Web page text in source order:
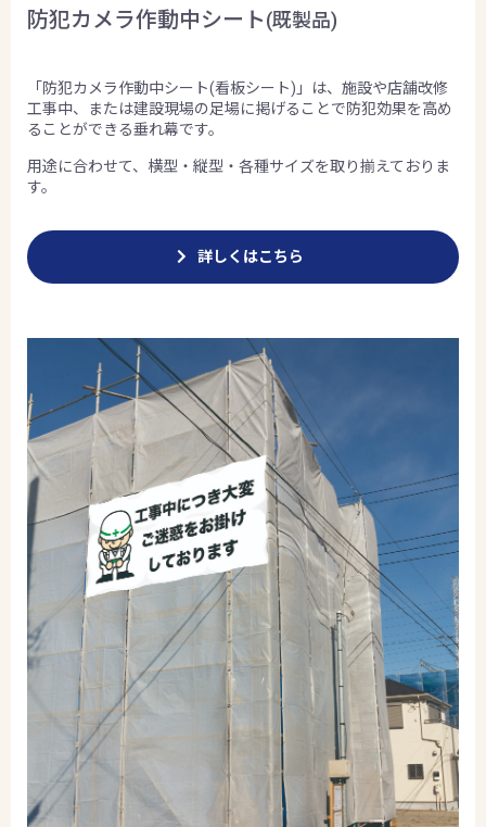
防犯カメラ作動中シート(既製品)
「防犯カメラ作動中シート(看板シート)」は、施設や店舗改修
工事中、または建設現場の足場に掲げることで防犯効果を高め
ることができる垂れ幕です。
用途に合わせて、横型・縦型・各種サイズを取り揃えておりま
す。
詳しくはこちら